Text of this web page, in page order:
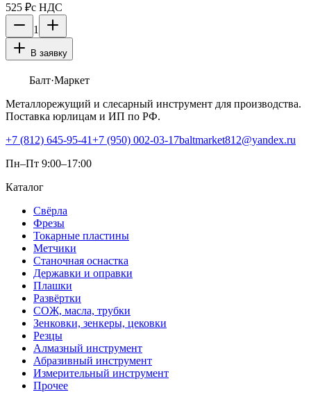
525 ₽с НДС
1
В заявку
Балт·Маркет
Металлорежущий и слесарный инструмент для производства.
Поставка юрлицам и ИП по РФ.
+7 (812) 645-95-41+7 (950) 002-03-17baltmarket812@yandex.ru
Пн–Пт 9:00–17:00
Каталог
Свёрла
Фрезы
Токарные пластины
Метчики
Станочная оснастка
Державки и оправки
Плашки
Развёртки
СОЖ, масла, трубки
Зенковки, зенкеры, цековки
Резцы
Алмазный инструмент
Абразивный инструмент
Измерительный инструмент
Прочее